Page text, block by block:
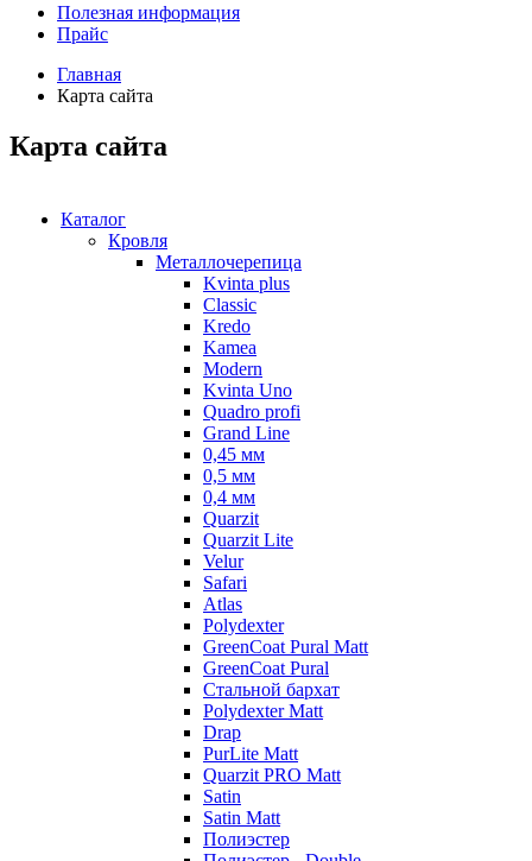
Полезная информация
Прайс
Главная
Карта сайта
Карта сайта
Каталог
Кровля
Металлочерепица
Kvinta plus
Classic
Kredo
Kamea
Modern
Kvinta Uno
Quadro profi
Grand Line
0,45 мм
0,5 мм
0,4 мм
Quarzit
Quarzit Lite
Velur
Safari
Atlas
Polydexter
GreenCoat Pural Matt
GreenCoat Pural
Стальной бархат
Polydexter Matt
Drap
PurLite Matt
Quarzit PRO Matt
Satin
Satin Matt
Полиэстер